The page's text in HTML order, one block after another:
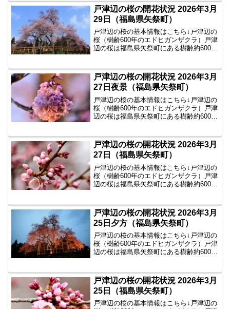
年3月30日の戸津辺の桜の様子2026年3月
3...
戸津辺の桜の開花状況 2026年3月
29日（福島県矢祭町）
戸津辺の桜の基本情報はこちら↓戸津辺の
桜（樹齢600年のエドヒガンザクラ）戸津
辺の桜は福島県矢祭町にある樹齢約600年
年3月29日の戸津辺の桜の様子2026年3月
2...
戸津辺の桜の開花状況 2026年3月
27日夜景（福島県矢祭町）
戸津辺の桜の基本情報はこちら↓戸津辺の
桜（樹齢600年のエドヒガンザクラ）戸津
辺の桜は福島県矢祭町にある樹齢約600年
年3月27日夕方の戸津辺の桜の様子2026
年3...
戸津辺の桜の開花状況 2026年3月
27日（福島県矢祭町）
戸津辺の桜の基本情報はこちら↓戸津辺の
桜（樹齢600年のエドヒガンザクラ）戸津
辺の桜は福島県矢祭町にある樹齢約600年
年3月27日の戸津辺の桜の様子2026年3月
2...
戸津辺の桜の開花状況 2026年3月
25日夕方（福島県矢祭町）
戸津辺の桜の基本情報はこちら↓戸津辺の
桜（樹齢600年のエドヒガンザクラ）戸津
辺の桜は福島県矢祭町にある樹齢約600年
年3月25日夕方の戸津辺の桜の様子今日は
雨模様...
戸津辺の桜の開花状況 2026年3月
25日（福島県矢祭町）
戸津辺の桜の基本情報はこちら↓戸津辺の